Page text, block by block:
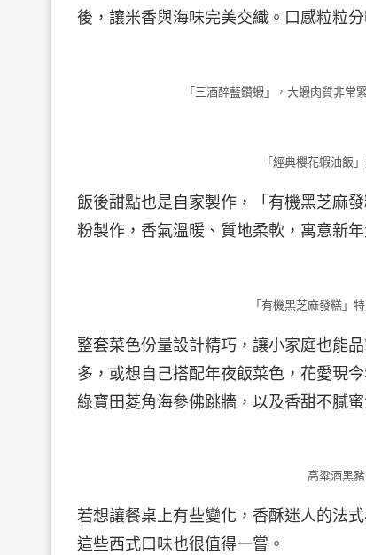
後，讓米香與海味完美交織。口感粒粒
「三酒醉藍鑽蝦」，大蝦肉質非常
「經典櫻花蝦油飯
飯後甜點也是自家製作，「有機黑芝麻
粉製作，香氣溫暖、質地柔軟，寓意新年
「有機黑芝麻發糕」
整套菜色份量設計精巧，讓小家庭也能
多，或想自己搭配年夜飯菜色，花愛現
綠寶田菱角海參佛跳牆，以及香甜不膩
高粱酒黑
若想讓餐桌上有些變化，香酥迷人的法
這些西式口味也很值得一嘗。